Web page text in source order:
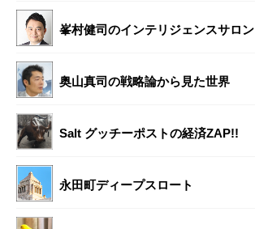
峯村健司のインテリジェンスサロン
奥山真司の戦略論から見た世界
Salt グッチーポストの経済ZAP!!
永田町ディープスロート